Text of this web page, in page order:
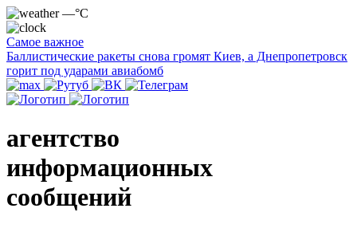
—°C
Самое важное
Баллистические ракеты снова громят Киев, а Днепропетровск
горит под ударами авиабомб
агентство
информационных
сообщений